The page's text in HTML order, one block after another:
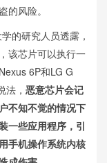
的风险。
的研究人员透露，
该芯片可以执行一
6P和LG G
， 恶意芯片会记
不知不觉的情况下
一些应用程序，引
手机操作系统内核